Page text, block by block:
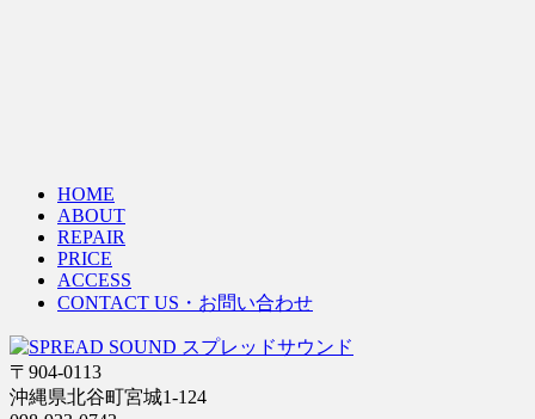
HOME
ABOUT
REPAIR
PRICE
ACCESS
CONTACT US・お問い合わせ
〒904-0113
沖縄県北谷町宮城1-124